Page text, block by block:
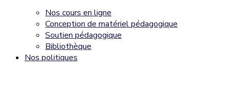
Nos cours en ligne
Conception de matériel pédagogique
Soutien pédagogique
Bibliothèque
Nos politiques